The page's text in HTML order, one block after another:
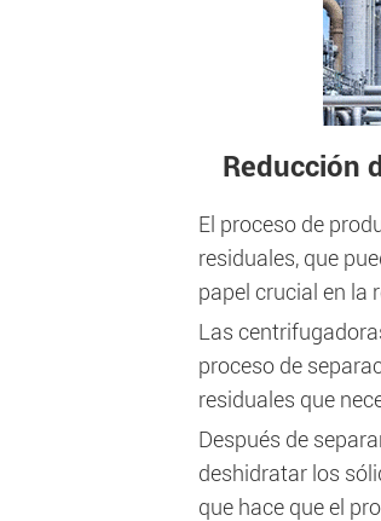
Reducción
El proceso de
residuales, que
papel crucial en la
Las
proceso de
residuales que
Después de
deshidratar los
que hace que el